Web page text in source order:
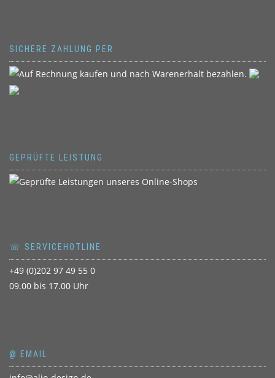
SICHERE ZAHLUNG PER
GEPRÜFTE LEISTUNG
☏ SERVICEHOTLINE
+49 (0)202 97 49 55 0
09.00 bis 17.00 Uhr
@ EMAIL